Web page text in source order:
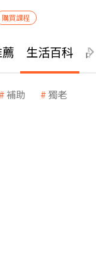
購買課程
生活百科
補助 獨老